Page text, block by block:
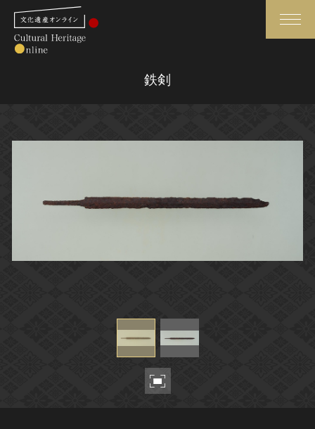
媒体資料・関連記事等
このサイトについて
関連サイトリンク
サイトマップ
鉄剣